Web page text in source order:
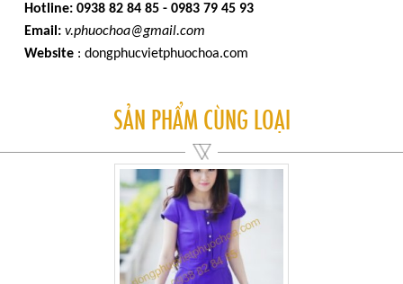
Hotline: 0938 82 84 85 - 0983 79 45 93
Email: v.phuochoa@gmail.com
Website : dongphucvietphuochoa.com
SẢN PHẨM CÙNG LOẠI